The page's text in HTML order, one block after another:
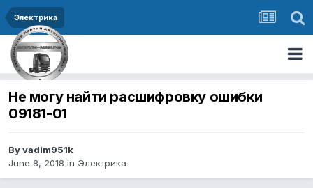
Электрика
Не могу найти расшифровку ошибки
09181-01
By vadim951k
June 8, 2018 in Электрика